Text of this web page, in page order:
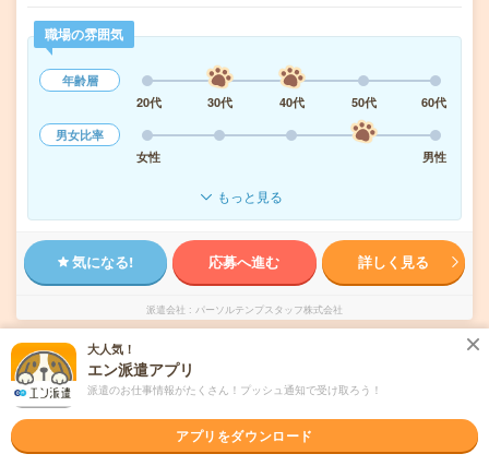
職場の雰囲気
年齢層
20代
30代 40代 50代
60代
男女比率
女性
男性
もっと見る
気になる! 応募へ進む 詳しく見る
派遣会社 パーソルテンプスタッフ株式会社
未読 掲載日 2026/08/06
2000円＊月収31万！＜子会社の日次～月次＞
経験活かしてスキルUP
大人気！
エン派遣アプリ
派遣のお仕事情報がたくさん！プッシュ通知で受け取ろう！
アプリをダウンロード